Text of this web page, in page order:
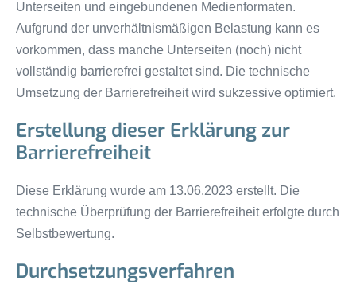
Unterseiten und eingebundenen Medienformaten.
Aufgrund der unverhältnismäßigen Belastung kann es
vorkommen, dass manche Unterseiten (noch) nicht
vollständig barrierefrei gestaltet sind. Die technische
Umsetzung der Barrierefreiheit wird sukzessive optimiert.
Erstellung dieser Erklärung zur
Barrierefreiheit
Diese Erklärung wurde am 13.06.2023 erstellt. Die
technische Überprüfung der Barrierefreiheit erfolgte durch
Selbstbewertung.
Durchsetzungsverfahren